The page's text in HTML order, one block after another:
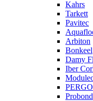
Kahrs
Tarkett
Pavitec
Arbiton
Bonkeel
Damy
Iber
PERGO
Probond